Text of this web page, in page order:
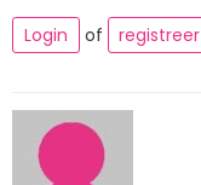
Login of registreer